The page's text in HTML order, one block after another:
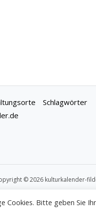
Schlagwörter
© 2026 kulturkalender-
Bitte geben Sie